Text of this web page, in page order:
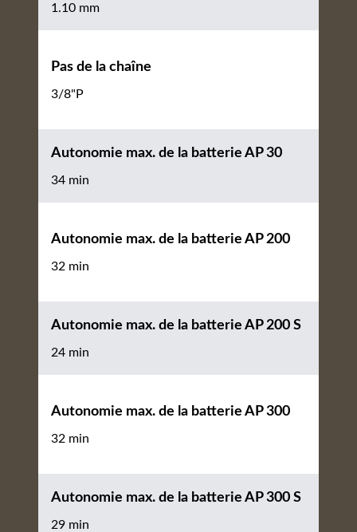
1.10 mm
Pas de la chaîne
3/8"P
Autonomie max. de la batterie AP 30
34 min
Autonomie max. de la batterie AP 200
32 min
Autonomie max. de la batterie AP 200 S
24 min
Autonomie max. de la batterie AP 300
32 min
Autonomie max. de la batterie AP 300 S
29 min